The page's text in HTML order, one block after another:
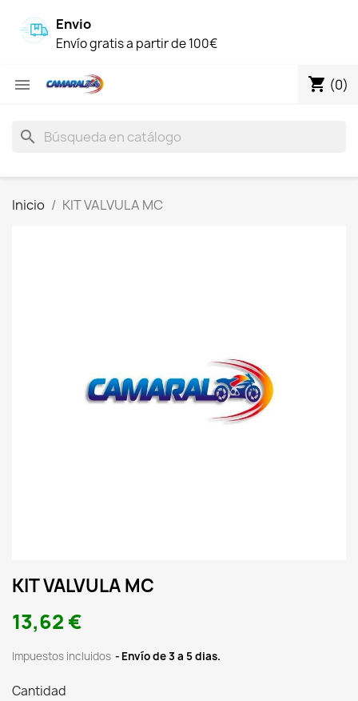
Envio
Envío gratis a partir de 100€
 shopping_cart (0)
search
Inicio KIT VALVULA MC
KIT VALVULA MC
13,62 €
Impuestos incluidos Envío de 3 a 5 dias.
Cantidad